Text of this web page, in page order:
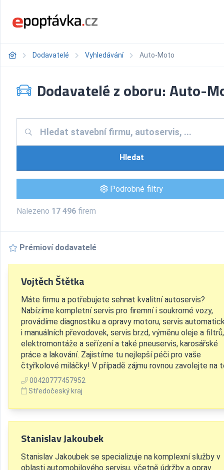
Dodavatelé Vyhledávání Auto-Moto
Dodavatelé z oboru: Auto-
Hledat
Podrobné filtry
Nalezeno 17 496 firem
Prémioví dodavatelé
Vojtěch Štětka
Máte firmu a potřebujete sehnat kvalitní autoservis?
Nabízíme kompletní servis pro firemní i soukromé vozy,
provádíme diagnostiku a opravy motoru, servis
i manuálních převodovek, servis brzd, výměnu oleje a filtrů,
elektromontáže a seřízení a také pneuservis, karosářské
práce a lakování. Zajistíme tu nejlepší péči pro vaše
čtyřkolové miláčky! V případě zájmu rovnou zavolejte na
00420777457952
Středočeský kraj
Stanislav Jakoubek
Stanislav Jakoubek se specializuje na komplexní služby v
oblasti automobilového servisu, včetně údržby a oprav